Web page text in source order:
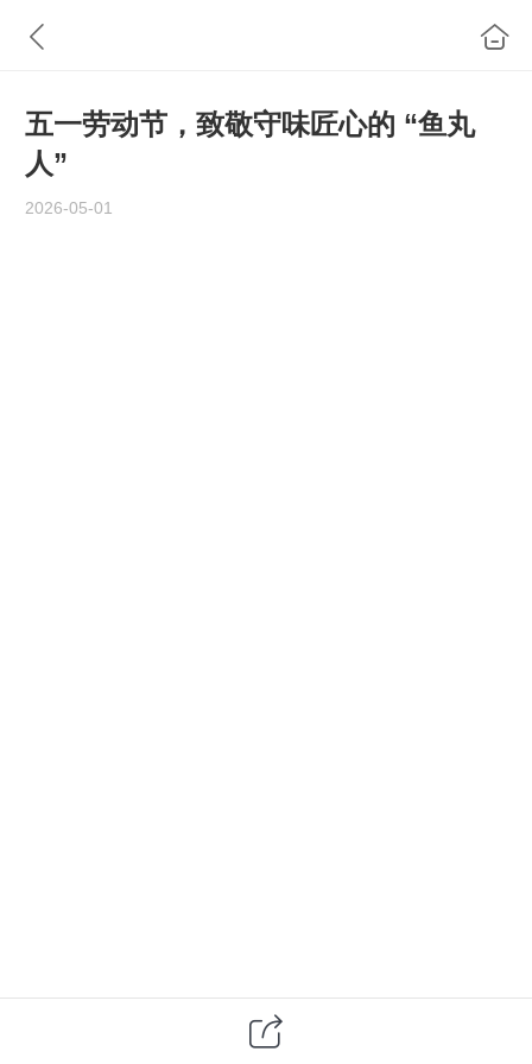
五一劳动节，致敬守味匠心的 “鱼丸
人”
2026-05-01